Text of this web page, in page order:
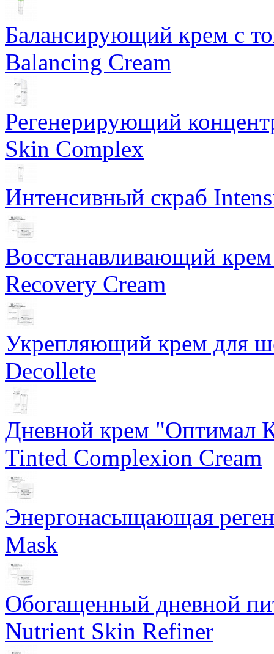
Балансирующий крем с
Balancing Cream
Регенерирующий
Skin Complex
Интенсивный скраб
Восстанавливающий
Recovery Cream
Укрепляющий крем для
Decollete
Дневной крем "Оптимал
Tinted Complexion Cream
Энергонасыщающая
Mask
Обогащенный дневной
Nutrient Skin Refiner